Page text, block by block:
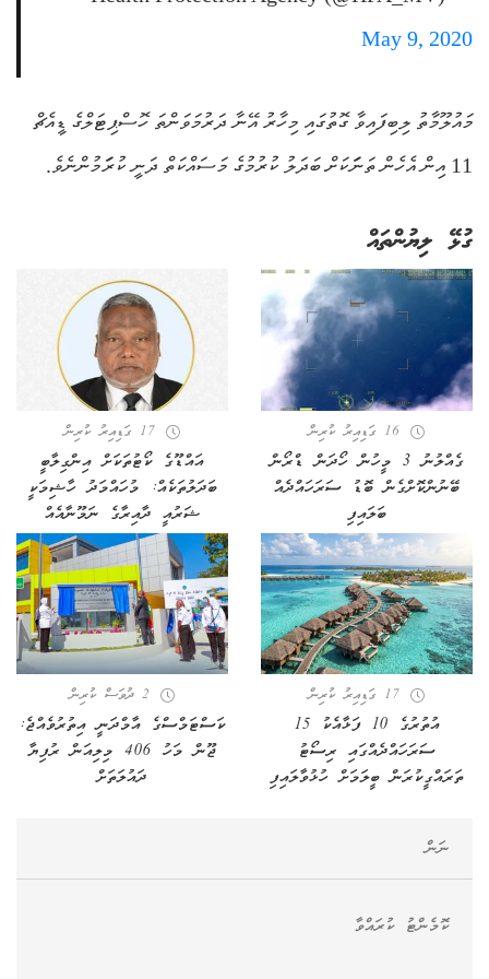
May 9, 2020
މައުލޫމާތު ލިބިފައިވާ ގޮތުގައި މިހާރު އޭނާ ދަރުމަވަންތަ ހޮސްޕިޓަލްގެ ޑީއެޗް
11 އިން އެހެން ތަނަަކަށް ބަދަލު ކުރުމުގެ މަސައްކަތް ދަނީ ކުރަަމުންނެވެ.
ގުޅޭ ލިޔުންތައް
16 ގަޑިއިރު ކުރިން
ގެއްލުނު 3 މީހުން ހޯދަން ޑްރޯން
ބޭނުންކޮށްގެން ބޮޑު ސަރަހައްދެއް
ބަލައިފި
17 ގަޑިއިރު ކުރިން
އައްޑޫގެ ކޯޓުތަކަށް އިންގިލާބީ
ބަދަލުތަކެއް: މުހައްމަދު ހާޝިމަކީ
ޝަރުއީ ދާއިރާގެ ނަމޫނާއެއް
17 ގަޑިއިރު ކުރިން
އުތުރުގެ 10 ފަޅާއެކު 15
ސަރަހައްދެއްގައި ރިސޯޓު
ތަރައްގީކުރަން ބީލަމަށް ހުޅުވާލައިފި
2 ދުވަސް ކުރިން
ކަސްޓަމްސްގެ އާމްދަނީ އިތުރުވެއްޖެ:
ޖޫން މަހު 406 މިލިއަން ރުފިޔާ
ދައުލަތަށް